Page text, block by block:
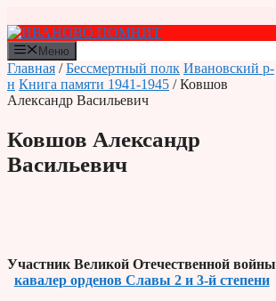
к
содержимому
Меню
Главная /Бессмертный полк Ивановский р-
н Книга памяти 1941-1945 / Ковшов
Александр Васильевич
Ковшов Александр
Васильевич
Участник Великой Отечественной войны
кавалер орденов Славы 2 и 3-й степени